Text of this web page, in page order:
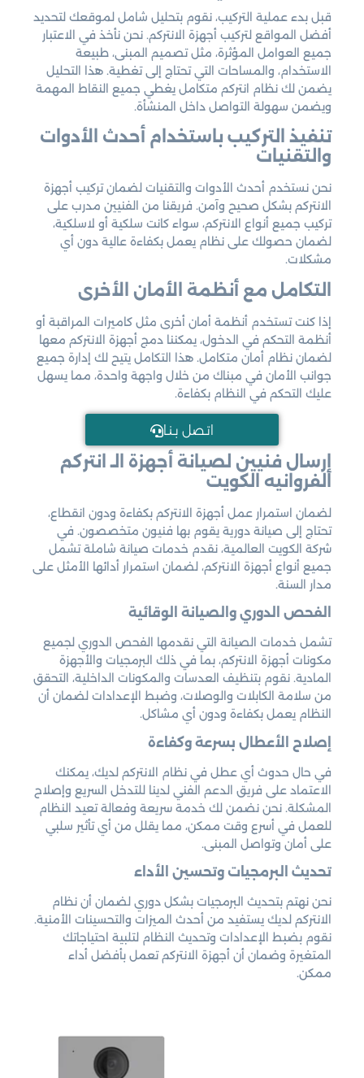
قبل بدء عملية التركيب، نقوم بتحليل شامل لموقعك لتحديد
أفضل المواقع لتركيب أجهزة الانتركم. نحن نأخذ في الاعتبار
جميع العوامل المؤثرة، مثل تصميم المبنى، طبيعة
الاستخدام، والمساحات التي تحتاج إلى تغطية. هذا التحليل
يضمن لك نظام انتركم متكامل يغطي جميع النقاط المهمة
ويضمن سهولة التواصل داخل المنشأة.
تنفيذ التركيب باستخدام أحدث الأدوات
والتقنيات
نحن نستخدم أحدث الأدوات والتقنيات لضمان تركيب أجهزة
الانتركم بشكل صحيح وآمن. فريقنا من الفنيين مدرب على
تركيب جميع أنواع الانتركم، سواء كانت سلكية أو لاسلكية،
لضمان حصولك على نظام يعمل بكفاءة عالية دون أي
مشكلات.
التكامل مع أنظمة الأمان الأخرى
إذا كنت تستخدم أنظمة أمان أخرى مثل كاميرات المراقبة أو
أنظمة التحكم في الدخول، يمكننا دمج أجهزة الانتركم معها
لضمان نظام أمان متكامل. هذا التكامل يتيح لك إدارة جميع
جوانب الأمان في مبناك من خلال واجهة واحدة، مما يسهل
عليك التحكم في النظام بكفاءة.
اتـصل بـنـا
إرسال فنيين لصيانة أجهزة الـ انتركم
الفروانيه الكويت
لضمان استمرار عمل أجهزة الانتركم بكفاءة ودون انقطاع،
تحتاج إلى صيانة دورية يقوم بها فنيون متخصصون. في
شركة الكويت العالمية، نقدم خدمات صيانة شاملة تشمل
جميع أنواع أجهزة الانتركم، لضمان استمرار أدائها الأمثل على
مدار السنة.
الفحص الدوري والصيانة الوقائية
تشمل خدمات الصيانة التي نقدمها الفحص الدوري لجميع
مكونات أجهزة الانتركم، بما في ذلك البرمجيات والأجهزة
المادية. نقوم بتنظيف العدسات والمكونات الداخلية، التحقق
من سلامة الكابلات والوصلات، وضبط الإعدادات لضمان أن
النظام يعمل بكفاءة ودون أي مشاكل.
إصلاح الأعطال بسرعة وكفاءة
في حال حدوث أي عطل في نظام الانتركم لديك، يمكنك
الاعتماد على فريق الدعم الفني لدينا للتدخل السريع وإصلاح
المشكلة. نحن نضمن لك خدمة سريعة وفعالة تعيد النظام
للعمل في أسرع وقت ممكن، مما يقلل من أي تأثير سلبي
على أمان وتواصل المبنى.
تحديث البرمجيات وتحسين الأداء
نحن نهتم بتحديث البرمجيات بشكل دوري لضمان أن نظام
الانتركم لديك يستفيد من أحدث الميزات والتحسينات الأمنية.
نقوم بضبط الإعدادات وتحديث النظام لتلبية احتياجاتك
المتغيرة وضمان أن أجهزة الانتركم تعمل بأفضل أداء
ممكن.